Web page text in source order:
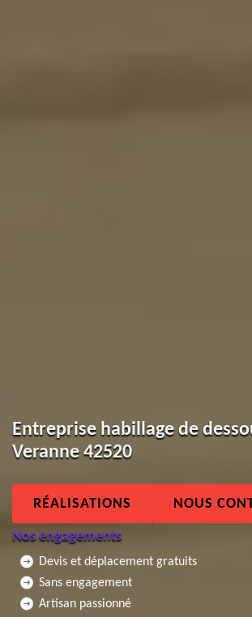
Entreprise habillage de
Veranne 42520
RÉALISATIONS NOUS
Nos engagements
Devis et déplacement gratuits
Sans engagement
Artisan passionné